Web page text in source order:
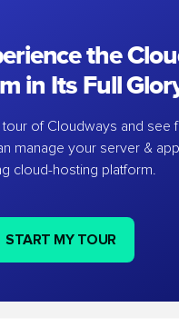
the
in Its Full
tour of Cloudways and see
manage your server &
cloud-hosting platform.
START MY TOUR